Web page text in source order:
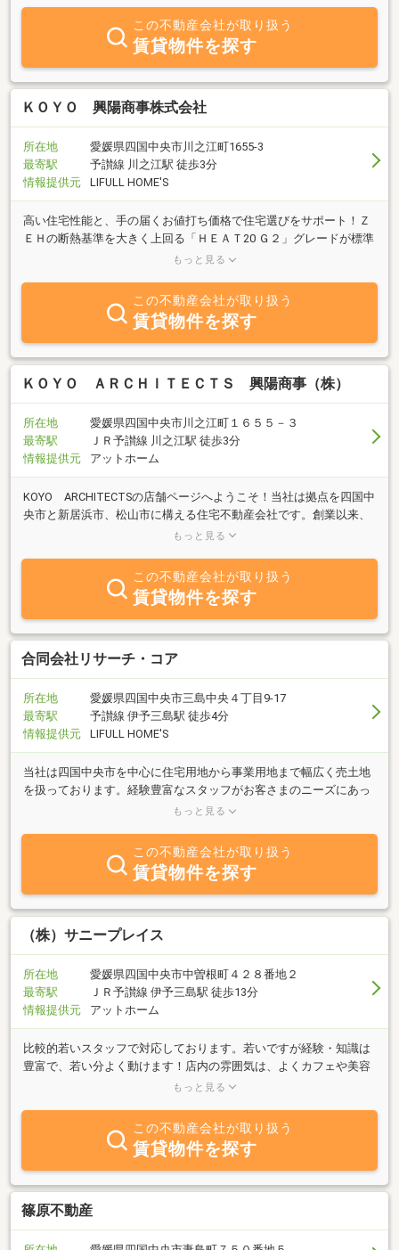
っしゃる皆様、働く女性の経験から、主婦の経験から、女性ならで
はの視点で、お話をさせていただきます。お客様のライフスタイル
にあった最適なお部屋をご提案・お探し致しますので、是非一度お
越し下さいませ。皆様のご来店を心よりお待ちしております。
この不動産会社が取り扱う
賃貸物件を探す
ＫＯＹＯ 興陽商事株式会社
所在地
愛媛県四国中央市川之江町1655-3
最寄駅
予讃線 川之江駅 徒歩3分
情報提供元
LIFULL HOME'S
高い住宅性能と、手の届くお値打ち価格で住宅選びをサポート！Ｚ
ＥＨの断熱基準を大きく上回る「ＨＥＡＴ20 Ｇ２」グレードが標準
仕様というコストパフォーマンスの高さ！分譲住宅でもその魅力を
もっと見る
この不動産会社が取り扱う
賃貸物件を探す
ＫＯＹＯ ＡＲＣＨＩＴＥＣＴＳ 興陽商事（株）
所在地
愛媛県四国中央市川之江町１６５５－３
最寄駅
ＪＲ予讃線 川之江駅 徒歩3分
情報提供元
アットホーム
KOYO ARCHITECTSの店舗ページへようこそ！当社は拠点を四国中
央市と新居浜市、松山市に構える住宅不動産会社です。創業以来、
四国の気候に適した家づくりを追求し、「健康で快適な住まい」を
とはもちろん、人生という限られた時間の中で我が家で過ごすひと
時がより思い出深い時間に昇華しそこにいるだけで、幸せが感じら
れる。そんな住まいをご提供します。地元を愛し、地域に根差した
会社だからこそこの地に暮らす皆さまへ貢献し続けたい。私たちは
この情熱と探究心を忘れず、四国に住まう人々のくらしに寄り添
い、人生をより謳歌していただけるように、スタッフ一同これから
う】タブから検索してみてください。
もっと見る
この不動産会社が取り扱う
賃貸物件を探す
合同会社リサーチ・コア
所在地
愛媛県四国中央市三島中央４丁目9-17
最寄駅
予讃線 伊予三島駅 徒歩4分
情報提供元
LIFULL HOME'S
当社は四国中央市を中心に住宅用地から事業用地まで幅広く売土地
を扱っております。経験豊富なスタッフがお客さまのニーズにあっ
たものを調査しご提案させていただきます。お困りのことがあれば
もっと見る
この不動産会社が取り扱う
賃貸物件を探す
（株）サニープレイス
所在地
愛媛県四国中央市中曽根町４２８番地２
最寄駅
ＪＲ予讃線 伊予三島駅 徒歩13分
情報提供元
アットホーム
比較的若いスタッフで対応しております。若いですが経験・知識は
豊富で、若い分よく動けます！店内の雰囲気は、よくカフェや美容
室に間違えられ不動産屋さんだとは思われていません(笑)カウンタ
とが原因だと思います。店内にはスタッフのらんまる（チンチラ）
が常駐しており、お客様を不愛想にお迎えいたします。当店では、
セールスしないことをモットーに、一緒に考え、一緒に楽しみ、一
緒に作っていきます。弊社で掲載している物件以外のものでも、ご
相談いただければ取り扱い可能ですのでぜひ一度ご相談ください！
もっと見る
この不動産会社が取り扱う
賃貸物件を探す
篠原不動産